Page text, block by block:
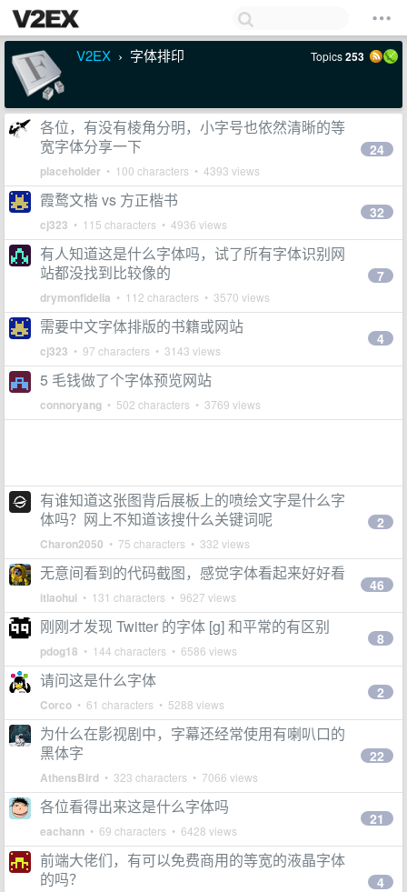
V2EX › 字体排印 Topics253
各位，有没有棱角分明，小字号也依然清晰的等
宽字体分享一下
placeholder • 100 characters • 4393 views
24
霞鹜文楷 vs 方正楷书
cj323 • 115 characters • 4936 views
32
有人知道这是什么字体吗，试了所有字体识别网
站都没找到比较像的
drymonfidelia • 112 characters • 3570 views
7
需要中文字体排版的书籍或网站
cj323 • 97 characters • 3143 views
4
5 毛钱做了个字体预览网站
connoryang • 502 characters • 3769 views
有谁知道这张图背后展板上的喷绘文字是什么字
体吗？网上不知道该搜什么关键词呢
Charon2050 • 75 characters • 332 views
2
无意间看到的代码截图，感觉字体看起来好好看
itlaohui • 131 characters • 9627 views
46
刚刚才发现 Twitter 的字体 [g] 和平常的有区别
pdog18 • 144 characters • 6586 views
8
请问这是什么字体
Corco • 61 characters • 5288 views
2
为什么在影视剧中，字幕还经常使用有喇叭口的
黑体字
AthensBird • 323 characters • 7066 views
22
各位看得出来这是什么字体吗
eachann • 69 characters • 6428 views
21
前端大佬们，有可以免费商用的等宽的液晶字体
的吗？
4